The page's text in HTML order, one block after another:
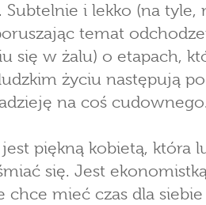
i lekko (na tyle,
temat
się w żalu) o etapach,
życiu następują
na coś
piękną kobietą, która
się. Jest
chce mieć czas dla